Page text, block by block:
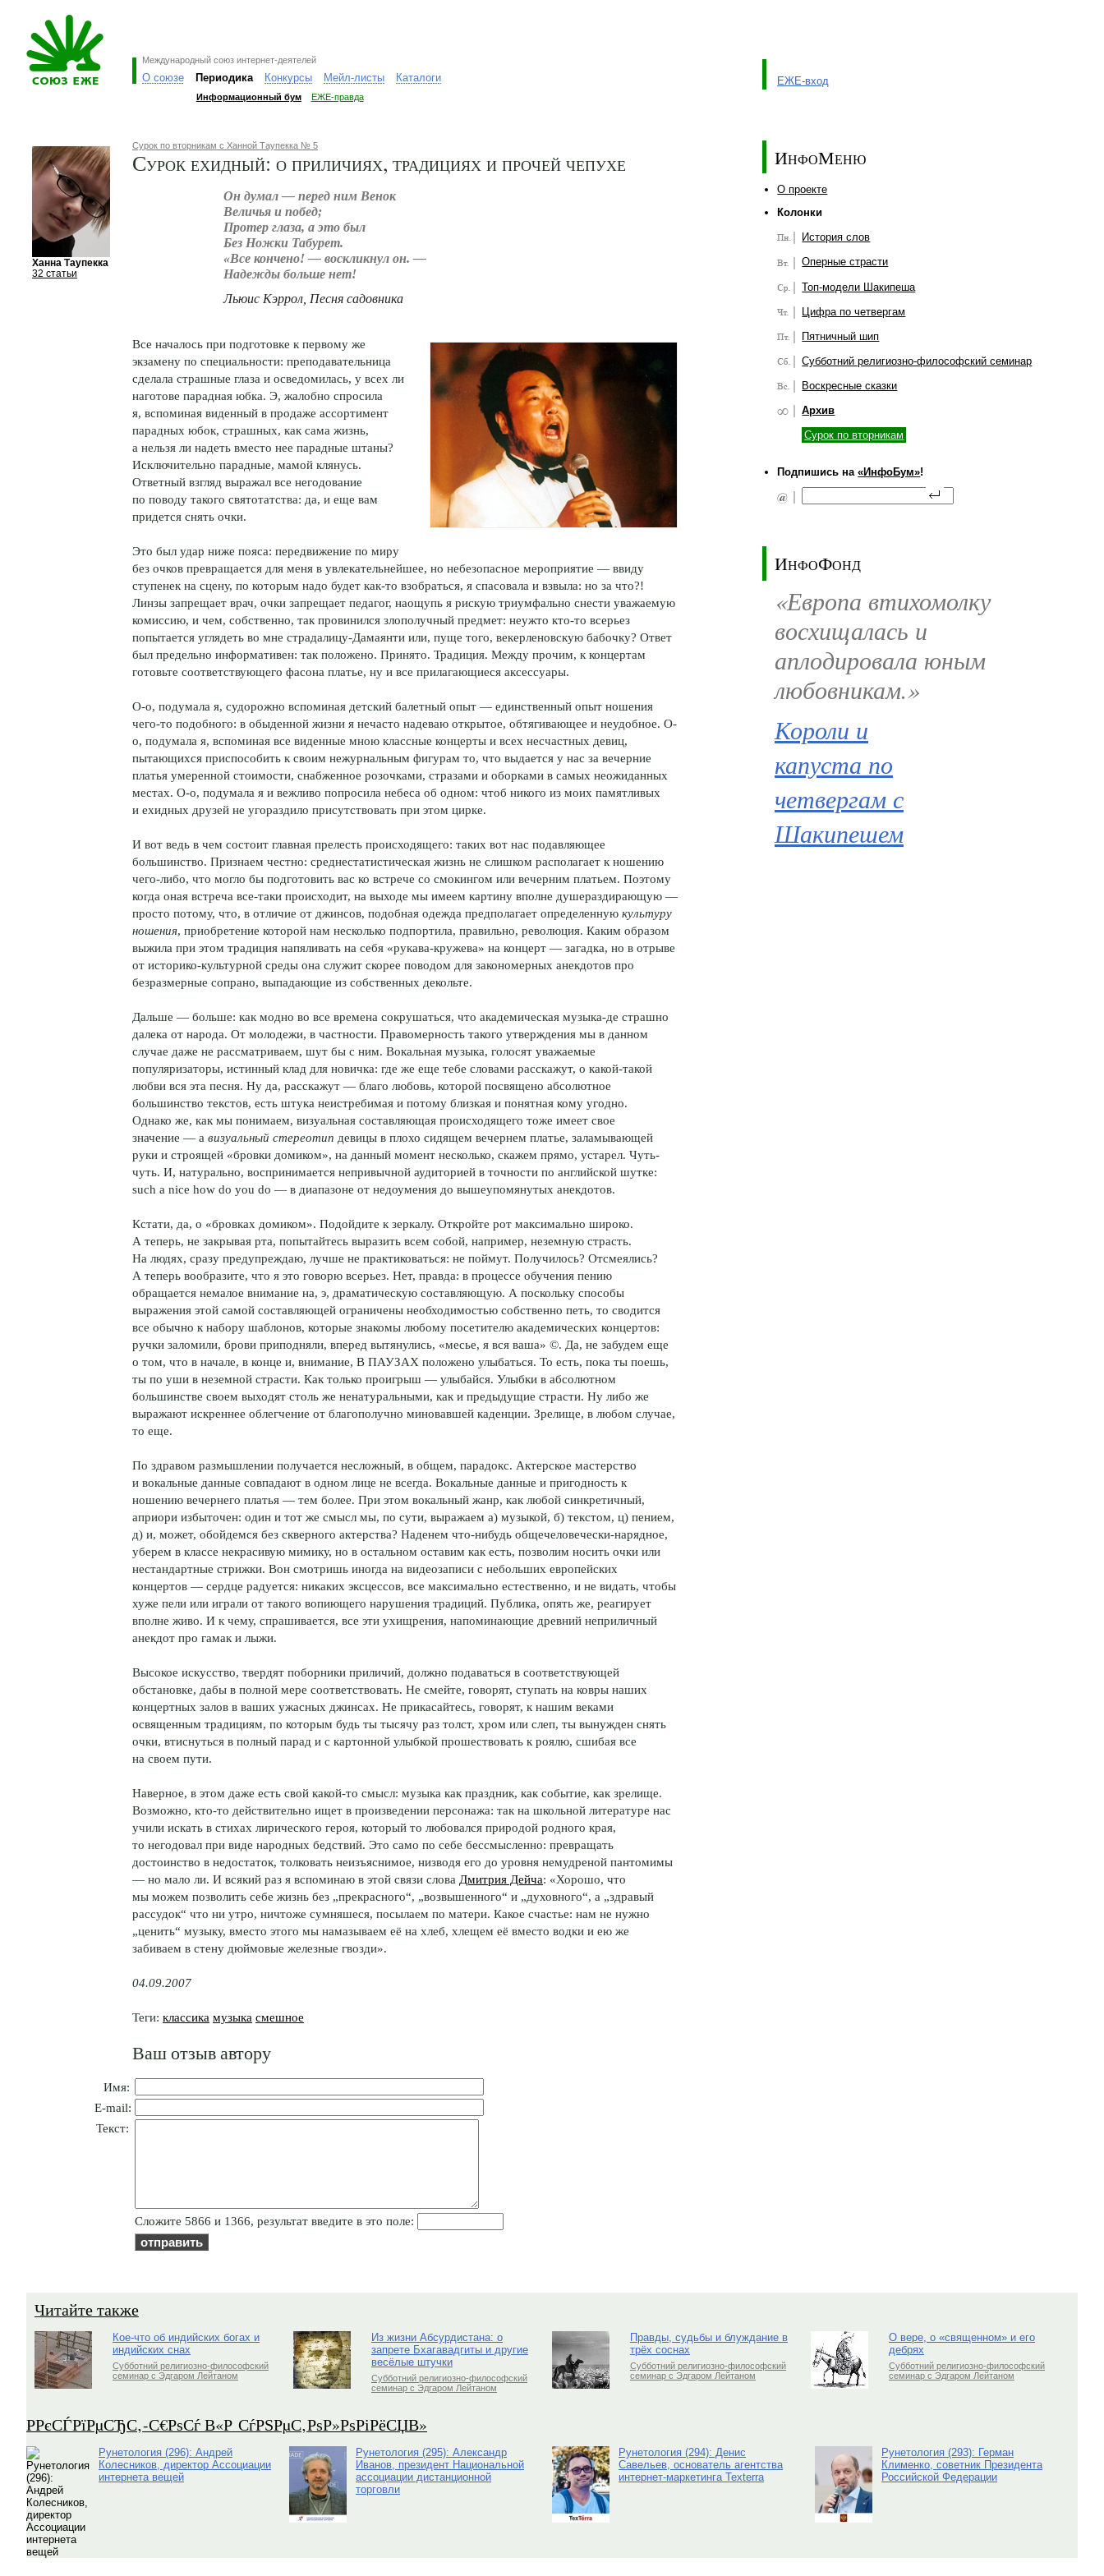
Международный союз интернет-деятелей
О союзе Периодика Конкурсы Мейл-листы Каталоги
Информационный бум ЕЖЕ-правда
ЕЖЕ-вход
Ханна Таупекка
32 статьи
Сурок по вторникам с Ханной Таупекка № 5
Сурок ехидный: о приличиях, традициях и прочей чепухе
Он думал — перед ним Венок
Величья и побед;
Протер глаза, а это был
Без Ножки Табурет.
«Все кончено! — воскликнул он. —
Надежды больше нет!
Льюис Кэррол, Песня садовника
Все началось при подготовке к первому же
экзамену по специальности: преподавательница
сделала страшные глаза и осведомилась, у всех ли
наготове парадная юбка. Э, жалобно спросила
я, вспоминая виденный в продаже ассортимент
парадных юбок, страшных, как сама жизнь,
а нельзя ли надеть вместо нее парадные штаны?
Исключительно парадные, мамой клянусь.
Ответный взгляд выражал все негодование
по поводу такого святотатства: да, и еще вам
придется снять очки.
Это был удар ниже пояса: передвижение по миру
без очков превращается для меня в увлекательнейшее, но небезопасное мероприятие — ввиду
ступенек на сцену, по которым надо будет как-то взобраться, я спасовала и взвыла: но за что?!
Линзы запрещает врач, очки запрещает педагог, наощупь я рискую триумфально снести уважаемую
комиссию, и чем, собственно, так провинился злополучный предмет: неужто кто-то всерьез
попытается углядеть во мне страдалицу-Дамаянти или, пуще того, векерленовскую бабочку? Ответ
был предельно информативен: так положено. Принято. Традиция. Между прочим, к концертам
готовьте соответствующего фасона платье, ну и все прилагающиеся аксессуары.
О-о, подумала я, судорожно вспоминая детский балетный опыт — единственный опыт ношения
чего-то подобного: в обыденной жизни я нечасто надеваю открытое, обтягивающее и неудобное. О-
о, подумала я, вспоминая все виденные мною классные концерты и всех несчастных девиц,
пытающихся приспособить к своим нежурнальным фигурам то, что выдается у нас за вечерние
платья умеренной стоимости, снабженное розочками, стразами и оборками в самых неожиданных
местах. О-о, подумала я и вежливо попросила небеса об одном: чтоб никого из моих памятливых
и ехидных друзей не угораздило присутствовать при этом цирке.
И вот ведь в чем состоит главная прелесть происходящего: таких вот нас подавляющее
большинство. Признаем честно: среднестатистическая жизнь не слишком располагает к ношению
чего-либо, что могло бы подготовить вас ко встрече со смокингом или вечерним платьем. Поэтому
когда оная встреча все-таки происходит, на выходе мы имеем картину вполне душераздирающую —
просто потому, что, в отличие от джинсов, подобная одежда предполагает определенную культуру
ношения, приобретение которой нам несколько подпортила, правильно, революция. Каким образом
выжила при этом традиция напяливать на себя «рукава-кружева» на концерт — загадка, но в отрыве
от историко-культурной среды она служит скорее поводом для закономерных анекдотов про
безразмерные сопрано, выпадающие из собственных декольте.
Дальше — больше: как модно во все времена сокрушаться, что академическая музыка-де страшно
далека от народа. От молодежи, в частности. Правомерность такого утверждения мы в данном
случае даже не рассматриваем, шут бы с ним. Вокальная музыка, голосят уважаемые
популяризаторы, истинный клад для новичка: где же еще тебе словами расскажут, о какой-такой
любви вся эта песня. Ну да, расскажут — благо любовь, которой посвящено абсолютное
большинство текстов, есть штука неистребимая и потому близкая и понятная кому угодно.
Однако же, как мы понимаем, визуальная составляющая происходящего тоже имеет свое
значение — а визуальный стереотип девицы в плохо сидящем вечернем платье, заламывающей
руки и строящей «бровки домиком», на данный момент несколько, скажем прямо, устарел. Чуть-
чуть. И, натурально, воспринимается непривычной аудиторией в точности по английской шутке:
such a nice how do you do — в диапазоне от недоумения до вышеупомянутых анекдотов.
Кстати, да, о «бровках домиком». Подойдите к зеркалу. Откройте рот максимально широко.
А теперь, не закрывая рта, попытайтесь выразить всем собой, например, неземную страсть.
На людях, сразу предупреждаю, лучше не практиковаться: не поймут. Получилось? Отсмеялись?
А теперь вообразите, что я это говорю всерьез. Нет, правда: в процессе обучения пению
обращается немалое внимание на, э, драматическую составляющую. А поскольку способы
выражения этой самой составляющей ограничены необходимостью собственно петь, то сводится
все обычно к набору шаблонов, которые знакомы любому посетителю академических концертов:
ручки заломили, брови приподняли, вперед вытянулись, «месье, я вся ваша» ©. Да, не забудем еще
о том, что в начале, в конце и, внимание, В ПАУЗАХ положено улыбаться. То есть, пока ты поешь,
ты по уши в неземной страсти. Как только проигрыш — улыбайся. Улыбки в абсолютном
большинстве своем выходят столь же ненатуральными, как и предыдущие страсти. Ну либо же
выражают искреннее облегчение от благополучно миновавшей каденции. Зрелище, в любом случае,
то еще.
По здравом размышлении получается несложный, в общем, парадокс. Актерское мастерство
и вокальные данные совпадают в одном лице не всегда. Вокальные данные и пригодность к
ношению вечернего платья — тем более. При этом вокальный жанр, как любой синкретичный,
априори избыточен: один и тот же смысл мы, по сути, выражаем а) музыкой, б) текстом, ц) пением,
д) и, может, обойдемся без скверного актерства? Наденем что-нибудь общечеловечески-нарядное,
уберем в классе некрасивую мимику, но в остальном оставим как есть, позволим носить очки или
нестандартные стрижки. Вон смотришь иногда на видеозаписи с небольших европейских
концертов — сердце радуется: никаких эксцессов, все максимально естественно, и не видать, чтобы
хуже пели или играли от такого вопиющего нарушения традиций. Публика, опять же, реагирует
вполне живо. И к чему, спрашивается, все эти ухищрения, напоминающие древний неприличный
анекдот про гамак и лыжи.
Высокое искусство, твердят поборники приличий, должно подаваться в соответствующей
обстановке, дабы в полной мере соответствовать. Не смейте, говорят, ступать на ковры наших
концертных залов в ваших ужасных джинсах. Не прикасайтесь, говорят, к нашим веками
освященным традициям, по которым будь ты тысячу раз толст, хром или слеп, ты вынужден снять
очки, втиснуться в полный парад и с картонной улыбкой прошествовать к роялю, сшибая все
на своем пути.
Наверное, в этом даже есть свой какой-то смысл: музыка как праздник, как событие, как зрелище.
Возможно, кто-то действительно ищет в произведении персонажа: так на школьной литературе нас
учили искать в стихах лирического героя, который то любовался природой родного края,
то негодовал при виде народных бедствий. Это само по себе бессмысленно: превращать
достоинство в недостаток, толковать неизъяснимое, низводя его до уровня немудреной пантомимы
— но мало ли. И всякий раз я вспоминаю в этой связи слова Дмитрия Дейча: «Хорошо, что
мы можем позволить себе жизнь без „прекрасного“, „возвышенного“ и „духовного“, а „здравый
рассудок“ что ни утро, ничтоже сумняшеся, посылаем по матери. Какое счастье: нам не нужно
„ценить“ музыку, вместо этого мы намазываем её на хлеб, хлещем её вместо водки и ею же
забиваем в стену дюймовые железные гвозди».
04.09.2007
Теги: классика музыка смешное
Ваш отзыв автору
Имя:
E-mail:
Текст:
Cлoжитe 5866 и 1366, результат введите в это поле:
ИнфоМеню
О проекте
Колонки
История слов
Оперные страсти
Топ-модели Шакипеша
Цифра по четвергам
Пятничный шип
Субботний религиозно-философский семинар
Воскресные сказки
Архив
Сурок по вторникам
Подпишись на«ИнфоБум»!
ИнфоФонд
«Европа втихомолку
восхищалась и
аплодировала юным
любовникам.»
Короли и
капуста по
четвергам с
Шакипешем
Читайте также
Кое-что об индийских богах и
индийских снах
Субботний религиозно-философский
семинар с Эдгаром Лейтаном
Из жизни Абсурдистана: о
запрете Бхагавадгиты и другие
весёлые штучки
Субботний религиозно-философский
семинар с Эдгаром Лейтаном
Правды, судьбы и блуждание в
трёх соснах
Субботний религиозно-философский
семинар с Эдгаром Лейтаном
О вере, о «священном» и его
дебрях
Субботний религиозно-философский
семинар с Эдгаром Лейтаном
Р­РєСЃРїРµСЂС‚-С€РѕСѓ В«Р СѓРЅРµС‚РѕР»РѕРіРёСЏВ»
Рунетология (296): Андрей
Колесников, директор Ассоциации
интернета вещей
Рунетология (295): Александр
Иванов, президент Национальной
ассоциации дистанционной
торговли
Рунетология (294): Денис
Савельев, основатель агентства
интернет-маркетинга Texterra
Рунетология (293): Герман
Клименко, советник Президента
Российской Федерации